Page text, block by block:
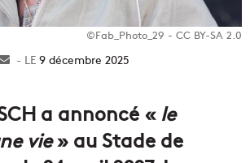
©Fab_Photo_29 - CC BY-SA 2.0
Envoyer9 décembre 2025
a annoncé « le
vie» au Stade de